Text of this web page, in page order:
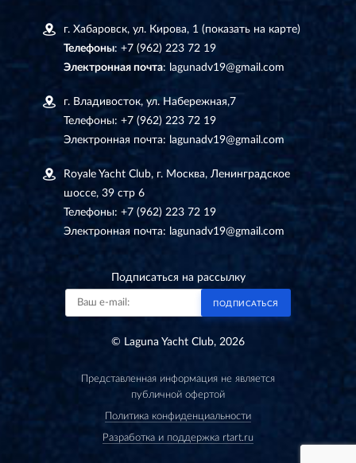
г. Хабаровск, ул. Кирова, 1 (показать на карте)
Телефоны: +7 (962) 223 72 19
Электронная почта: lagunadv19@gmail.com
г. Владивосток, ул. Набережная,7
Телефоны: +7 (962) 223 72 19
Электронная почта: lagunadv19@gmail.com
Royale Yacht Club, г. Москва, Ленинградское
шоссе, 39 стр 6
Телефоны: +7 (962) 223 72 19
Электронная почта: lagunadv19@gmail.com
Подписаться на рассылку
ПОДПИСАТЬСЯ
© Laguna Yacht Club, 2026
Представленная информация не является
публичной офертой
Политика конфиденциальности
Разработка и поддержка rtart.ru